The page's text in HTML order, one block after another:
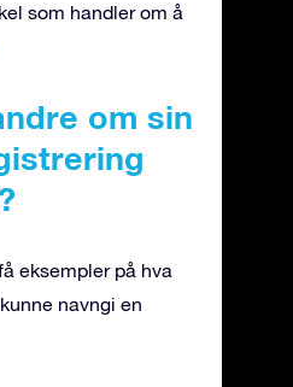
som handler om å
om sin
eksempler på hva
navngi en